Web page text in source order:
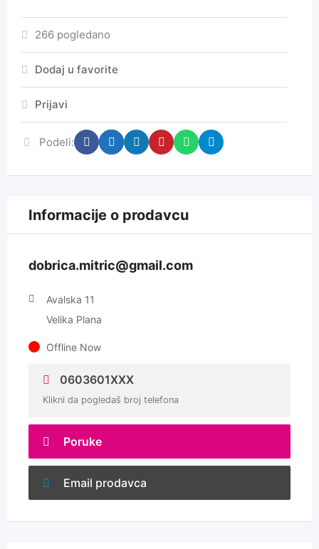
266 pogledano
Dodaj u favorite
Prijavi
Podeli:
Informacije o prodavcu
dobrica.mitric@gmail.com
Avalska 11
Velika Plana
Offline Now
0603601XXX
Klikni da pogledaš broj telefona
Poruke
Email prodavca